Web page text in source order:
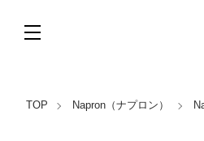
TOP Napron（ナプロン）